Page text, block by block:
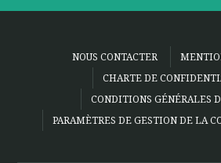
NOUS CONTACTER
CHARTE DE
CONDITIONS GÉNÉRALES
PARAMÈTRES DE GESTION DE LA